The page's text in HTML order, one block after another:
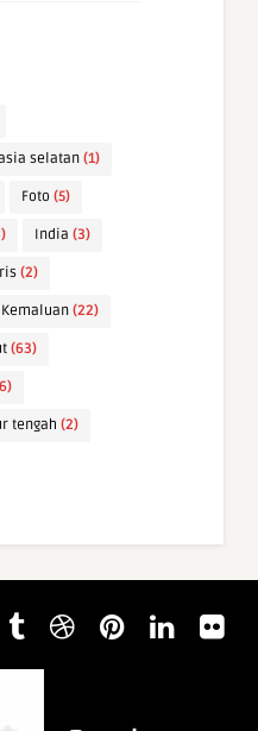
selatan(1)
Foto (5)
India (3)
(2)
Kemaluan (22)
(63)
tengah (2)